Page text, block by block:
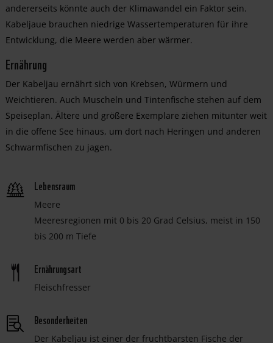
andererseits könnte auch der Klimawandel ein Faktor sein.
Kabeljaue brauchen niedrige Wassertemperaturen für ihre
Entwicklung, die Meere werden aber wärmer.
Ernährung
Der Kabeljau ernährt sich von Krebsen, Würmern und
Weichtieren. Auch Muscheln und Tintenfische stehen auf dem
Speiseplan. Ältere und größere Exemplare ziehen mitunter weit
in die offene See hinaus, um dort nach Heringen und anderen
Schwarmfischen zu jagen.
Lebensraum
Meere
Meeresregionen mit 0 bis 20 Grad Celsius, meist in 150
bis 200 m Tiefe
Ernährungsart
Fleischfresser
Besonderheiten
Der Kabeljau ist einer der fruchtbarsten Fische der